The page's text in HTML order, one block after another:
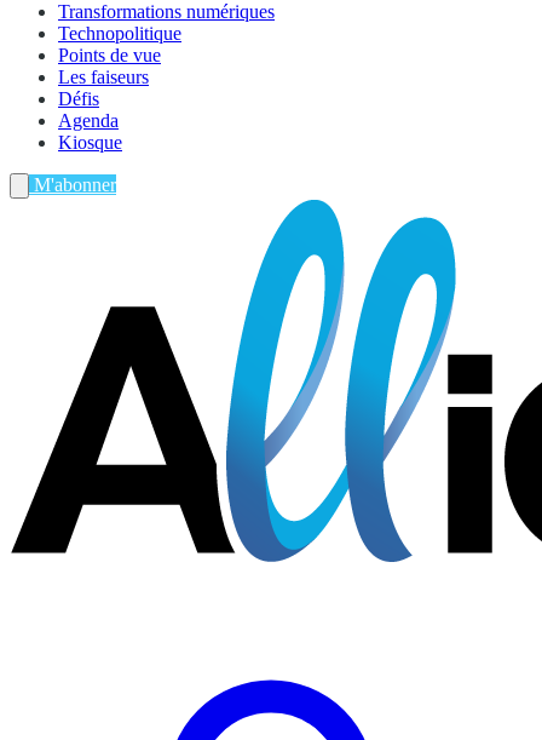
Transformations numériques
Technopolitique
Points de vue
Les faiseurs
Défis
Agenda
Kiosque
M'abonner